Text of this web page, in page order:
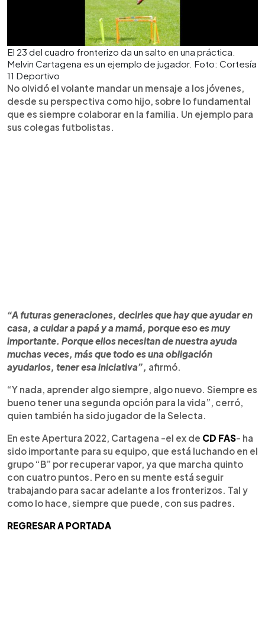
El 23 del cuadro fronterizo da un salto en una práctica.
Melvin Cartagena es un ejemplo de jugador. Foto: Cortesía
11 Deportivo
No olvidó el volante mandar un mensaje a los jóvenes,
desde su perspectiva como hijo, sobre lo fundamental
que es siempre colaborar en la familia. Un ejemplo para
sus colegas futbolistas.
“A futuras generaciones, decirles que hay que ayudar en
casa, a cuidar a papá y a mamá, porque eso es muy
importante. Porque ellos necesitan de nuestra ayuda
muchas veces, más que todo es una obligación
ayudarlos, tener esa iniciativa”, afirmó.
“Y nada, aprender algo siempre, algo nuevo. Siempre es
bueno tener una segunda opción para la vida”, cerró,
quien también ha sido jugador de la Selecta.
En este Apertura 2022, Cartagena -el ex de CD FAS- ha
sido importante para su equipo, que está luchando en el
grupo “B” por recuperar vapor, ya que marcha quinto
con cuatro puntos. Pero en su mente está seguir
trabajando para sacar adelante a los fronterizos. Tal y
como lo hace, siempre que puede, con sus padres.
REGRESAR A PORTADA